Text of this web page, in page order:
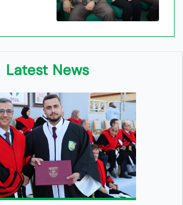
Latest News